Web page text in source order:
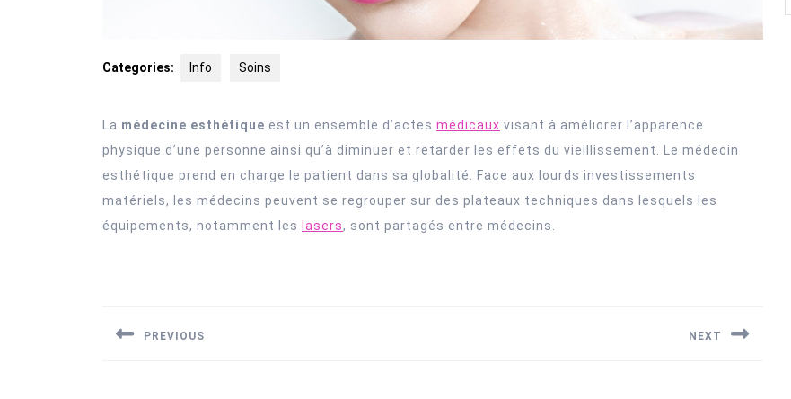
Categories: Info Soins
La médecine esthétique est un ensemble d’actes médicaux visant à améliorer l’apparence
physique d’une personne ainsi qu’à diminuer et retarder les effets du vieillissement. Le médecin
esthétique prend en charge le patient dans sa globalité. Face aux lourds investissements
matériels, les médecins peuvent se regrouper sur des plateaux techniques dans lesquels les
équipements, notamment les
lasers, sont partagés entre médecins.
de
PREVIOUS NEXT